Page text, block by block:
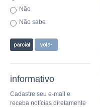
Não
Não sabe
informativo
Cadastre seu e-mail e
receba notícias diretamente